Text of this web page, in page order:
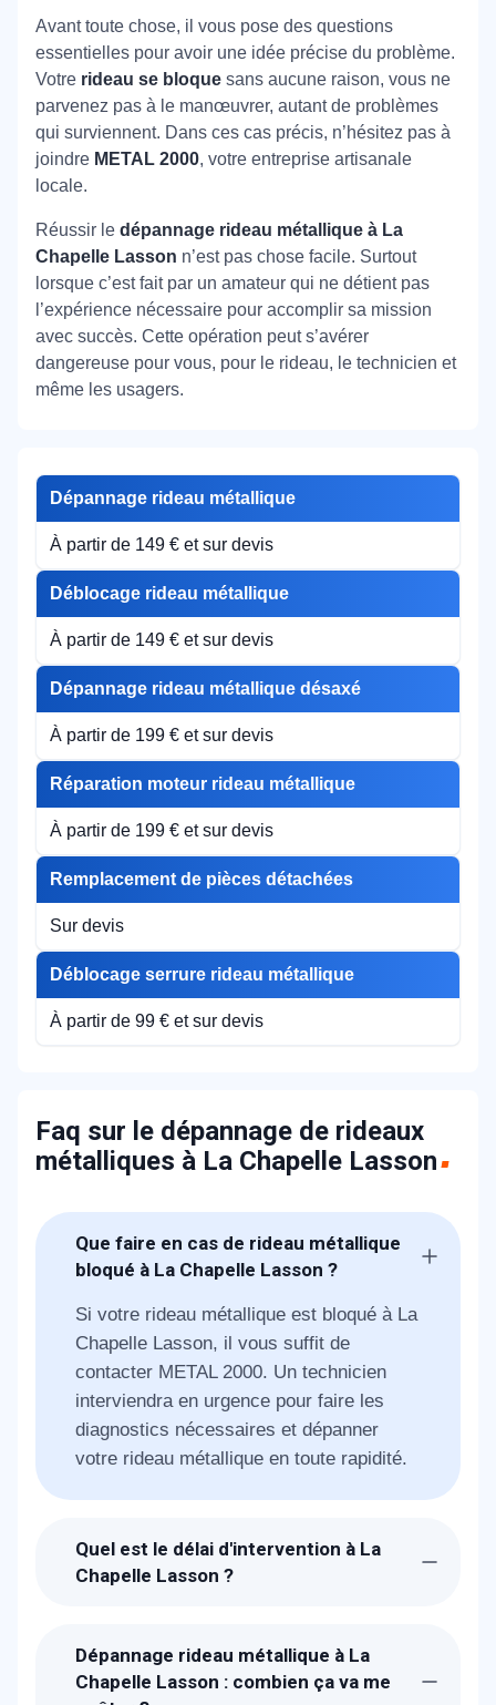
Avant toute chose, il vous pose des questions
essentielles pour avoir une idée précise du problème.
Votre rideau se bloque sans aucune raison, vous ne
parvenez pas à le manœuvrer, autant de problèmes
qui surviennent. Dans ces cas précis, n’hésitez pas à
joindre METAL 2000, votre entreprise artisanale
locale.
Réussir le dépannage rideau métallique à La
Chapelle Lasson n’est pas chose facile. Surtout
lorsque c’est fait par un amateur qui ne détient pas
l’expérience nécessaire pour accomplir sa mission
avec succès. Cette opération peut s’avérer
dangereuse pour vous, pour le rideau, le technicien et
même les usagers.
Dépannage rideau métallique
À partir de 149 € et sur devis
Déblocage rideau métallique
À partir de 149 € et sur devis
Dépannage rideau métallique désaxé
À partir de 199 € et sur devis
Réparation moteur rideau métallique
À partir de 199 € et sur devis
Remplacement de pièces détachées
Sur devis
Déblocage serrure rideau métallique
À partir de 99 € et sur devis
Faq sur le dépannage de rideaux
métalliques à La Chapelle Lasson
Que faire en cas de rideau métallique
bloqué à La Chapelle Lasson ?
Si votre rideau métallique est bloqué à La
Chapelle Lasson, il vous suffit de
contacter METAL 2000. Un technicien
interviendra en urgence pour faire les
diagnostics nécessaires et dépanner
votre rideau métallique en toute rapidité.
Quel est le délai d'intervention à La
Chapelle Lasson ?
vous à La Chapelle Lasson dans l'heure
pour vous dépanner.
Dépannage rideau métallique à La
Chapelle Lasson : combien ça va me